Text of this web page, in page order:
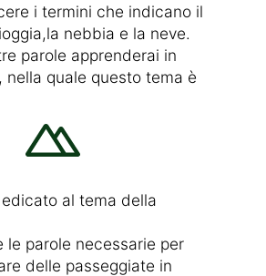
i termini che indicano il
nebbia e la neve.
parole apprenderai in
quale questo tema è
al tema della
le parole necessarie per
delle passeggiate in